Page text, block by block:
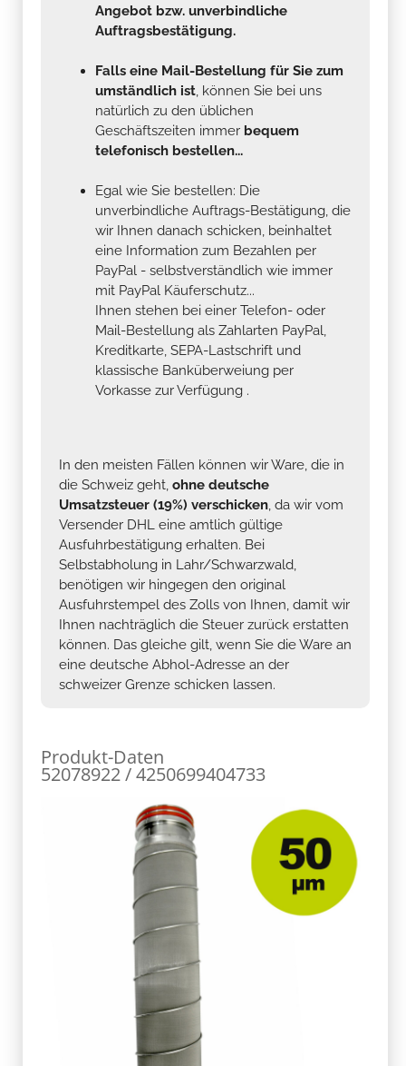
Angebot bzw. unverbindliche
Auftragsbestätigung.
Falls eine Mail-Bestellung für Sie zum
umständlich ist, können Sie bei uns
natürlich zu den üblichen
Geschäftszeiten immer bequem
telefonisch bestellen...
Egal wie Sie bestellen: Die
unverbindliche Auftrags-Bestätigung, die
wir Ihnen danach schicken, beinhaltet
eine Information zum Bezahlen per
PayPal - selbstverständlich wie immer
mit PayPal Käuferschutz...
Ihnen stehen bei einer Telefon- oder
Mail-Bestellung als Zahlarten PayPal,
Kreditkarte, SEPA-Lastschrift und
klassische Banküberweiung per
Vorkasse zur Verfügung .
In den meisten Fällen können wir Ware, die in
die Schweiz geht, ohne deutsche
Umsatzsteuer (19%) verschicken, da wir vom
Versender DHL eine amtlich gültige
Ausfuhrbestätigung erhalten. Bei
Selbstabholung in Lahr/Schwarzwald,
benötigen wir hingegen den original
Ausfuhrstempel des Zolls von Ihnen, damit wir
Ihnen nachträglich die Steuer zurück erstatten
können. Das gleiche gilt, wenn Sie die Ware an
eine deutsche Abhol-Adresse an der
schweizer Grenze schicken lassen.
Produkt-Daten
52078922 / 4250699404733